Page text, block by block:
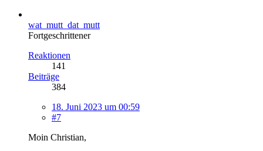
wat_mutt_dat_mutt
Fortgeschrittener
Reaktionen
141
Beiträge
384
18. Juni 2023 um 00:59
#7
Moin Christian,